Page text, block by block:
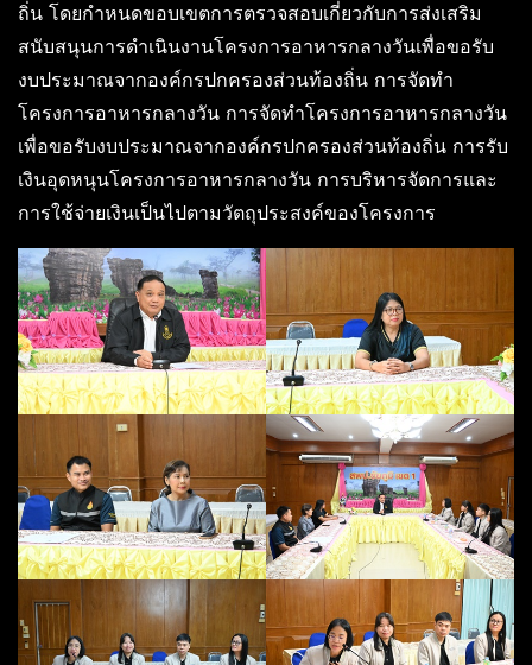
ถิ่น โดยกำหนดขอบเขตการตรวจสอบเกี่ยวกับการส่งเสริม
สนับสนุนการดำเนินงานโครงการอาหารกลางวันเพื่อขอรับ
งบประมาณจากองค์กรปกครองส่วนท้องถิ่น การจัดทำ
โครงการอาหารกลางวัน การจัดทำโครงการอาหารกลางวัน
เพื่อขอรับงบประมาณจากองค์กรปกครองส่วนท้องถิ่น การรับ
เงินอุดหนุนโครงการอาหารกลางวัน การบริหารจัดการและ
การใช้จ่ายเงินเป็นไปตามวัตถุประสงค์ของโครงการ